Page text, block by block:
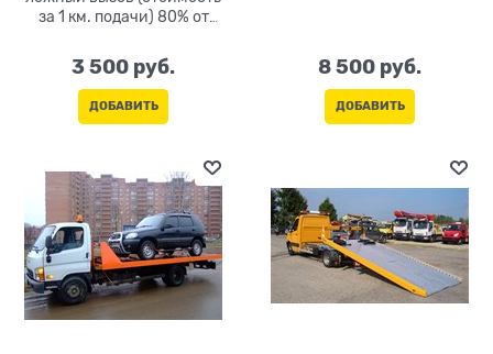
за 1 км. подачи) 80% от
3 500 руб.
ДОБАВИТЬ
8 500 руб.
ДОБАВИТЬ